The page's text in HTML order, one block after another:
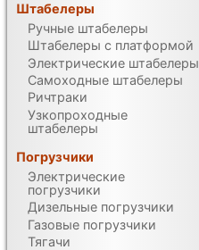
Штабелеры
Ручные штабелеры
Штабелеры с платформой
Электрические штабелеры
Самоходные штабелеры
Ричтраки
Узкопроходные
штабелеры
Погрузчики
Электрические
погрузчики
Дизельные погрузчики
Газовые погрузчики
Тягачи